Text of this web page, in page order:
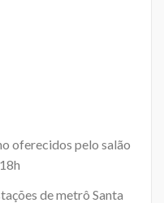
oferecidos pelo salão
de metrô Santa